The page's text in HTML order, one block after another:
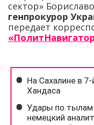
сектор»
генпрокурор
передает